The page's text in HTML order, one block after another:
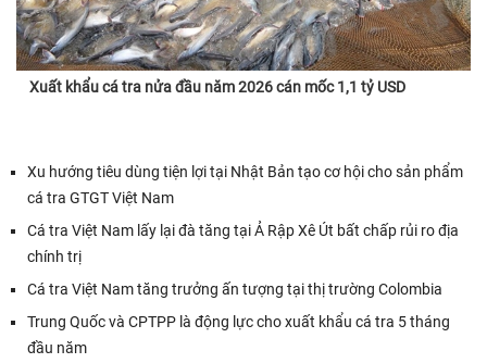
Xuất khẩu cá tra nửa đầu năm 2026 cán mốc 1,1 tỷ USD
Xu hướng tiêu dùng tiện lợi tại Nhật Bản tạo cơ hội cho sản phẩm
cá tra GTGT Việt Nam
Cá tra Việt Nam lấy lại đà tăng tại Ả Rập Xê Út bất chấp rủi ro địa
chính trị
Cá tra Việt Nam tăng trưởng ấn tượng tại thị trường Colombia
Trung Quốc và CPTPP là động lực cho xuất khẩu cá tra 5 tháng
đầu năm